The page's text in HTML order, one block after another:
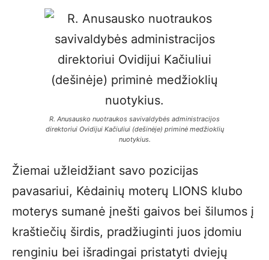
R. Anusausko nuotraukos savivaldybės administracijos
direktoriui Ovidijui Kačiuliui (dešinėje) priminė medžioklių
nuotykius.
Žiemai užleidžiant savo pozicijas
pavasariui, Kėdainių moterų LIONS klubo
moterys sumanė įnešti gaivos bei šilumos į
kraštiečių širdis, pradžiuginti juos įdomiu
renginiu bei išradingai pristatyti dviejų